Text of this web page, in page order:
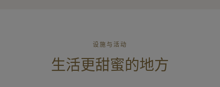
设施与活动
生活更甜蜜的地方